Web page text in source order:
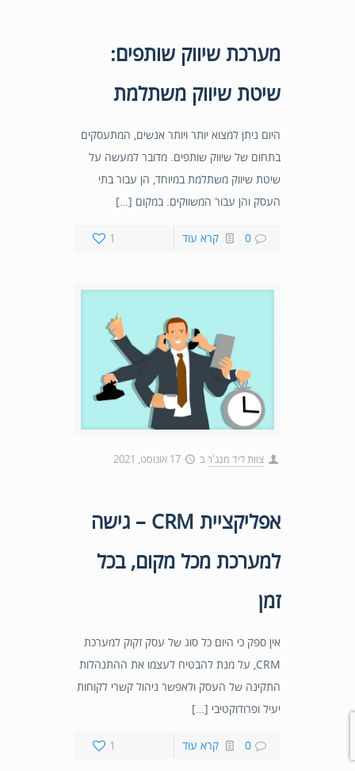
מערכת שיווק שותפים:
שיטת שיווק משתלמת
היום ניתן למצוא יותר ויותר אנשים, המתעסקים
בתחום של שיווק שותפים. מדובר למעשה על
שיטת שיווק משתלמת במיוחד, הן עבור בתי
העסק והן עבור המשווקים. במקום […]
1 0 קרא עוד
צוות ליד מנג'רב 17 אוגוסט, 2021
אפליקציית CRM – גישה
למערכת מכל מקום, בכל
זמן
אין ספק כי היום כל סוג של עסק זקוק למערכת
CRM, על מנת להבטיח לעצמו את ההתנהלות
התקינה של העסק ולאפשר ניהול קשרי לקוחות
יעיל ופרודוקטיבי […]
1 0 קרא עוד